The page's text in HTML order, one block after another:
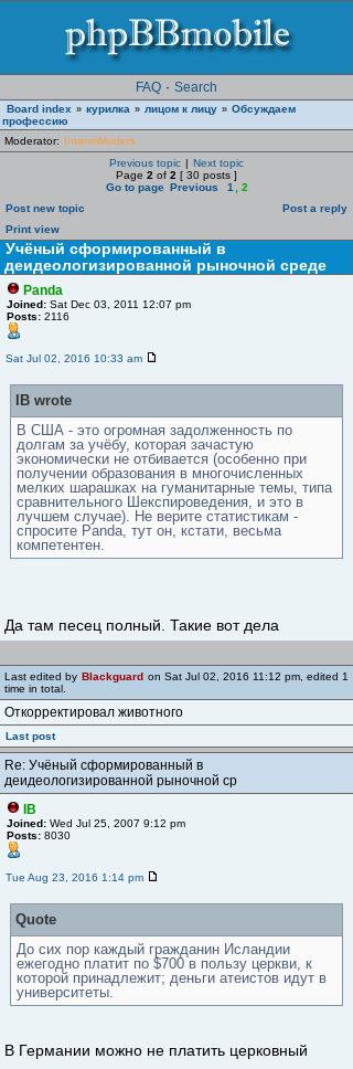
FAQ · Search
Board index » курилка » лицом к лицу » Обсуждаем
профессию
Moderator: InterimModers
Previous topic | Next topic
Page 2 of 2 [ 30 posts ]
Go to page Previous 1
2
Post new topic
Post a reply
Print view
Учёный сформированный в
деидеологизированной рыночной среде
Panda
Joined: Sat Dec 03, 2011 12:07 pm
Posts: 2116
Sat Jul 02, 2016 10:33 am
IB wrote
В США - это огромная задолженность по
долгам за учёбу, которая зачастую
экономически не отбивается (особенно при
получении образования в многочисленных
мелких шарашках на гуманитарные темы, типа
сравнительного Шекспироведения, и это в
лучшем случае). Не верите статистикам -
спросите Panda, тут он, кстати, весьма
компетентен.
Да там песец полный. Такие вот дела
Last edited by Blackguard on Sat Jul 02, 2016 11:12 pm, edited 1
time in total.
Откорректировал животного
Last post
Re: Учёный сформированный в
деидеологизированной рыночной ср
IB
Joined: Wed Jul 25, 2007 9:12 pm
Posts: 8030
Tue Aug 23, 2016 1:14 pm
Quote
До сих пор каждый гражданин Исландии
ежегодно платит по $700 в пользу церкви, к
которой принадлежит; деньги атеистов идут в
университеты.
В Германии можно не платить церковный